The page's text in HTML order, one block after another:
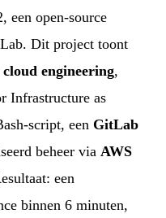
een open-source
. Dit project toont
cloud engineering,
Infrastructure as
script, een GitLab
beheer via AWS
een
binnen 6 minuten,